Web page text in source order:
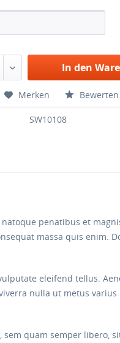
In den
Merken Bewerten
SW10108
penatibus et
massa quis enim.
eleifend tellus.
nulla ut metus varius
quam semper libero,